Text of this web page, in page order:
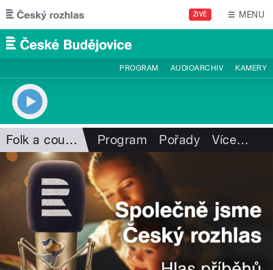
Přejít k hlavnímu obsahu
ŽIVĚ MENU
PROGRAM AUDIOARCHIV KAMERY
Folk a country Program Pořady Více…